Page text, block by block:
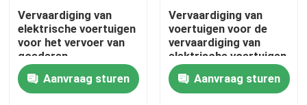
Over ons
Contacten
Vervaardiging van
elektrische voertuigen
voor het vervoer van
goederen
Aanvraag sturen
Vervaardiging van
voertuigen voor de
vervaardiging van
elektrische voertuigen
voor de verwerking
van elektrische
voertuigen
Aanvraag sturen